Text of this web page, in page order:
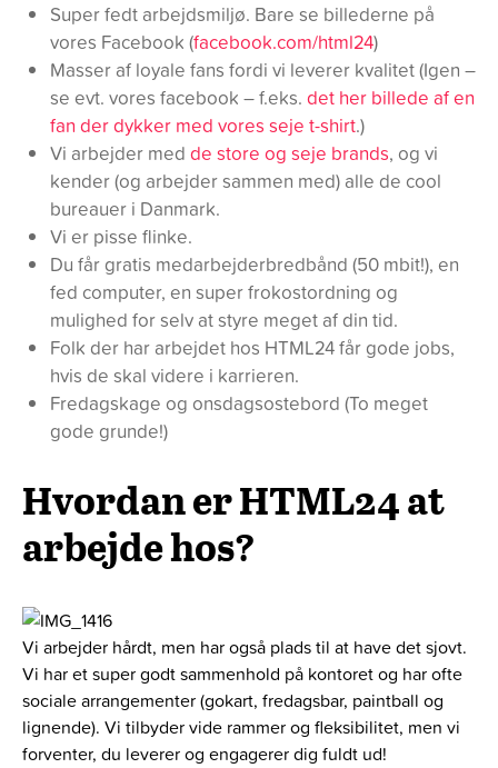
Super fedt arbejdsmiljø. Bare se billederne på
vores Facebook (facebook.com/html24)
Masser af loyale fans fordi vi leverer kvalitet (Igen –
se evt. vores facebook – f.eks. det her billede af en
fan der dykker med vores seje t-shirt.)
Vi arbejder med de store og seje brands, og vi
kender (og arbejder sammen med) alle de cool
bureauer i Danmark.
Vi er pisse flinke.
Du får gratis medarbejderbredbånd (50 mbit!), en
fed computer, en super frokostordning og
mulighed for selv at styre meget af din tid.
Folk der har arbejdet hos HTML24 får gode jobs,
hvis de skal videre i karrieren.
Fredagskage og onsdagsostebord (To meget
gode grunde!)
Hvordan er HTML24 at
arbejde hos?
Vi arbejder hårdt, men har også plads til at have det sjovt.
Vi har et super godt sammenhold på kontoret og har ofte
sociale arrangementer (gokart, fredagsbar, paintball og
lignende). Vi tilbyder vide rammer og fleksibilitet, men vi
forventer, du leverer og engagerer dig fuldt ud!